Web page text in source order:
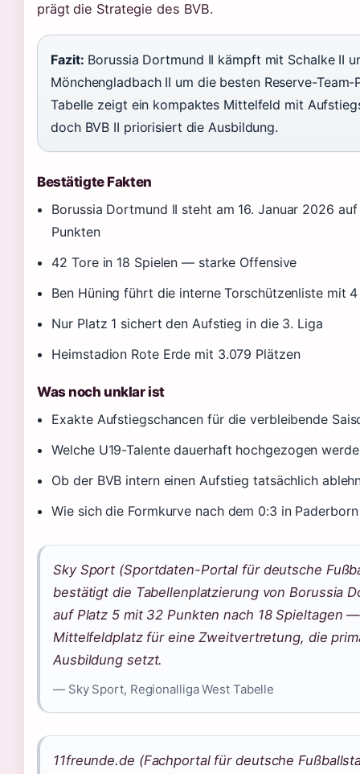
prägt die Strategie des BVB.
Fazit: Borussia Dortmund II kämpft mit Schalke II
Mönchengladbach II um die besten Reserve-Team-
Tabelle zeigt ein kompaktes Mittelfeld mit
doch BVB II priorisiert die Ausbildung.
Bestätigte Fakten
Borussia Dortmund II steht am 16. Januar 2026
Punkten
42 Tore in 18 Spielen — starke Offensive
Ben Hüning führt die interne Torschützenliste mit
Nur Platz 1 sichert den Aufstieg in die 3. Liga
Heimstadion Rote Erde mit 3.079 Plätzen
Was noch unklar ist
Exakte Aufstiegschancen für die verbleibende
Welche U19-Talente dauerhaft hochgezogen
Ob der BVB intern einen Aufstieg tatsächlich
Wie sich die Formkurve nach dem 0:3 in
Sky Sport (Sportdaten-Portal für deutsche
bestätigt die Tabellenplatzierung von Borussia
auf Platz 5 mit 32 Punkten nach 18 Spieltagen
Mittelfeldplatz für eine Zweitvertretung, die
Ausbildung setzt.
— Sky Sport, Regionalliga West Tabelle
11freunde.de (Fachportal für deutsche